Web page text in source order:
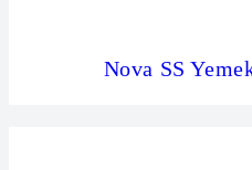
Nova SS